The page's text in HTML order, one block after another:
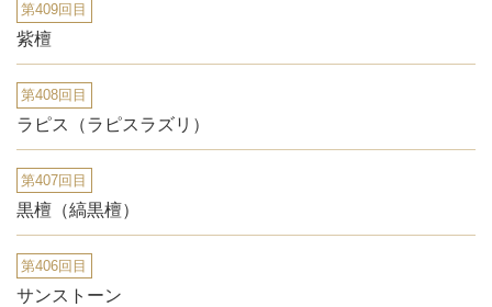
第409回目
紫檀
第408回目
ラピス（ラピスラズリ）
第407回目
黒檀（縞黒檀）
第406回目
サンストーン